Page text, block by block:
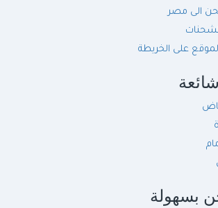
الى مصر
على الخريطة
بسهولة